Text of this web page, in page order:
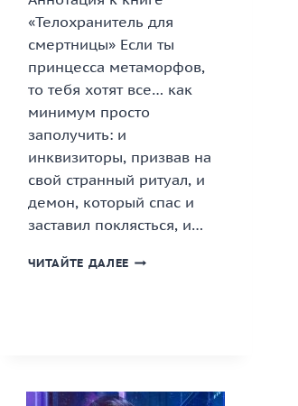
«Телохранитель для
смертницы» Если ты
принцесса метаморфов,
то тебя хотят все… как
минимум просто
заполучить: и
инквизиторы, призвав на
свой странный ритуал, и
демон, который спас и
заставил поклясться, и…
ЧИТАЙТЕ ДАЛЕЕ «ТЕЛОХРАНИТЕЛЬ